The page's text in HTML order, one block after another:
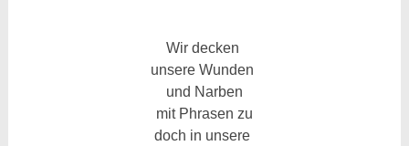
Wir decken
unsere Wunden
und Narben
mit Phrasen zu
doch in unsere